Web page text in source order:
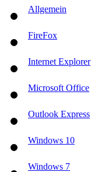
Allgemein
FireFox
Internet Explorer
Microsoft Office
Outlook Express
Windows 10
Windows 7